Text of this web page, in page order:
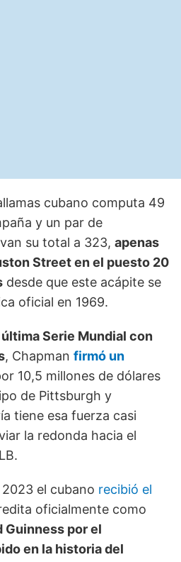
cubano computa 49
y un par de
su total a 323, apenas
Street en el puesto 20
desde que este acápite se
oficial en 1969.
Serie Mundial con
, Chapman firmó un
10,5 millones de dólares
de Pittsburgh y
tiene esa fuerza casi
la redonda hacia el
el cubano recibió el
oficialmente como
Guinness por el
en la historia del